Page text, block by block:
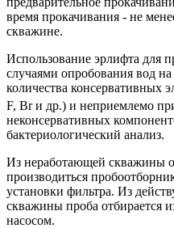
время прокачивания - не
скважине.
Использование эрлифта для
случаями опробования вод
количества консервативных
F, Br и др.) и неприемлемо
неконсервативных
бактериологический анализ.
Из неработающей скважины
производиться
установки фильтра. Из
скважины проба отбирается
насосом.